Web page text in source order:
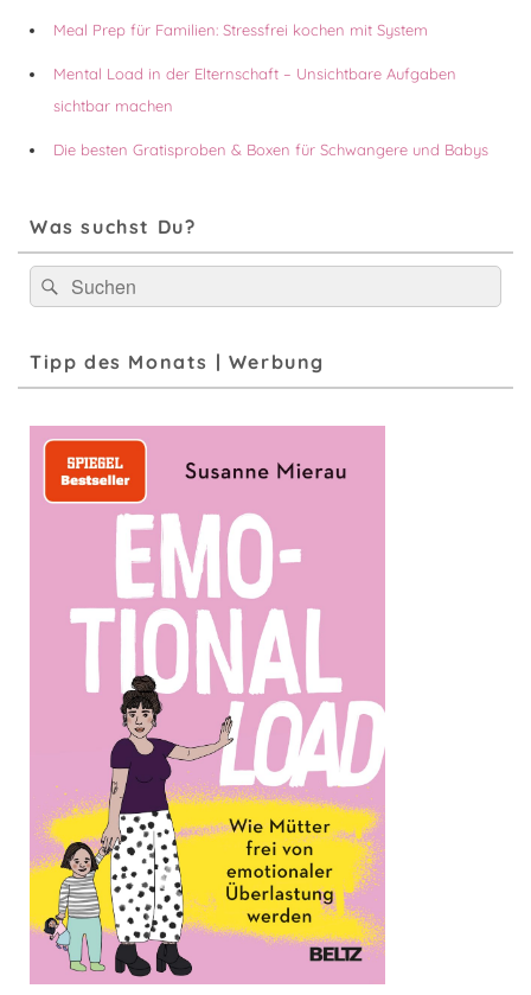
Meal Prep für Familien: Stressfrei kochen mit System
Mental Load in der Elternschaft – Unsichtbare Aufgaben
sichtbar machen
Die besten Gratisproben & Boxen für Schwangere und Babys
Was suchst Du?
Suchen
nach:
Suchen
Tipp des Monats | Werbung